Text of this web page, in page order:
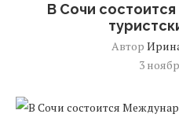
В Сочи
Автор
3